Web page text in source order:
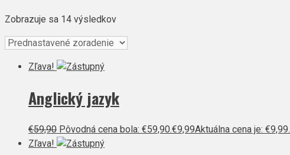
Zobrazuje sa 14 výsledkov
Zľava!
Anglický jazyk
€59,90 Pôvodná cena bola: €59,90.€9,99Aktuálna cena je: €9,99.
Zľava!